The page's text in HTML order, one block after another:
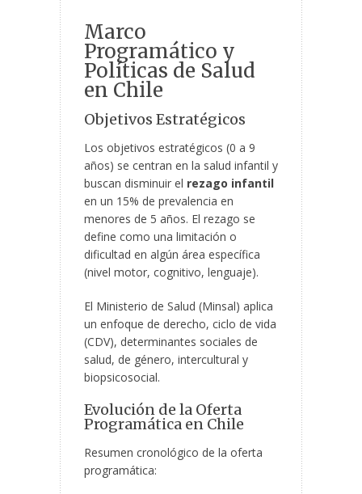
Marco
Programático y
Políticas de Salud
en Chile
Objetivos Estratégicos
Los objetivos estratégicos (0 a 9
años) se centran en la salud infantil y
buscan disminuir el rezago infantil
en un 15% de prevalencia en
menores de 5 años. El rezago se
define como una limitación o
dificultad en algún área específica
(nivel motor, cognitivo, lenguaje).
El Ministerio de Salud (Minsal) aplica
un enfoque de derecho, ciclo de vida
(CDV), determinantes sociales de
salud, de género, intercultural y
biopsicosocial.
Evolución de la Oferta
Programática en Chile
Resumen cronológico de la oferta
programática: